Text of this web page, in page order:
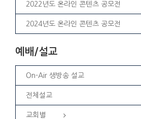
2022년도 온라인 콘텐츠 공모전
2024년도 온라인 콘텐츠 공모전
예배/설교
On-Air 생방송 설교
전체설교
교회별